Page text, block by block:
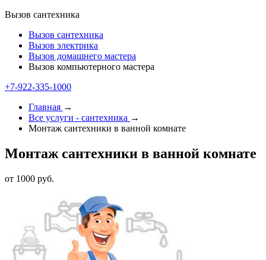
Вызов сантехника
Вызов сантехника
Вызов электрика
Вызов домашнего мастера
Вызов компьютерного мастера
+7-922-335-1000
Главная →
Все услуги - cантехника →
Монтаж сантехники в ванной комнате
Монтаж сантехники в ванной комнате
от 1000 руб.